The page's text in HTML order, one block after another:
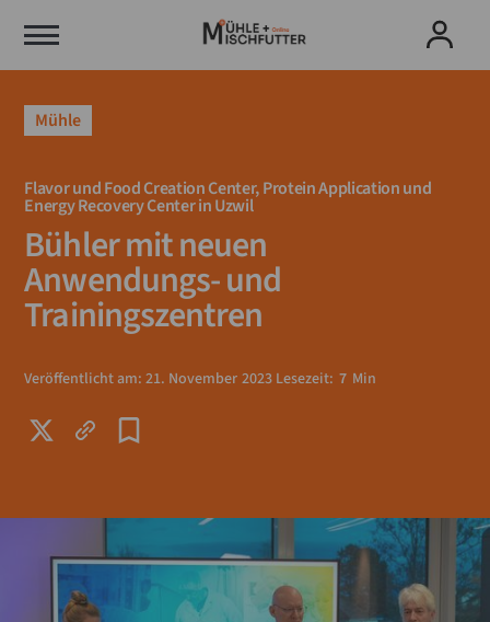
Mühle
Flavor und Food Creation Center, Protein Application und
Energy Recovery Center in Uzwil
Bühler mit neuen
Anwendungs- und
Trainingszentren
Veröffentlicht am:21. November 2023 Lesezeit: 7 Min